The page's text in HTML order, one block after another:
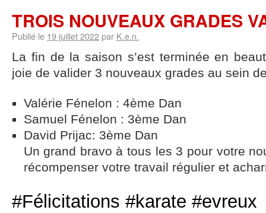
TROIS NOUVEAUX GRADES
Publié le 19 juillet 2022par K.e.n.
La fin de la saison s’est terminée en
joie de valider 3 nouveaux grades au sein
Valérie Fénelon : 4ème Dan
Samuel Fénelon : 3ème Dan
David Prijac: 3ème Dan
Un grand bravo à tous les 3 pour votre
récompenser votre travail régulier et
#Félicitations #karate #evreux